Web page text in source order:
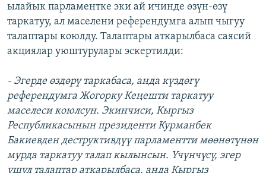
ылайык парламентке эки ай ичинде өзүн-өзү
таркатуу, ал маселени референдумга алып чыгуу
талаптары коюлду. Талаптары аткарылбаса саясий
акциялар уюштурулары эскертилди:
- Эгерде өздөрү таркабаса, анда күздөгү
референдумга Жогорку Кеңешти таркатуу
маселеси коюлсун. Экинчиси, Кыргыз
Республикасынын президенти Курманбек
Бакиевден деструктивдүү парламентти мөөнөтүнөн
мурда таркатуу талап кылынсын. Үчүнчүсү, эгер
ушул талаптар аткарылбаса, анда Кыргыз